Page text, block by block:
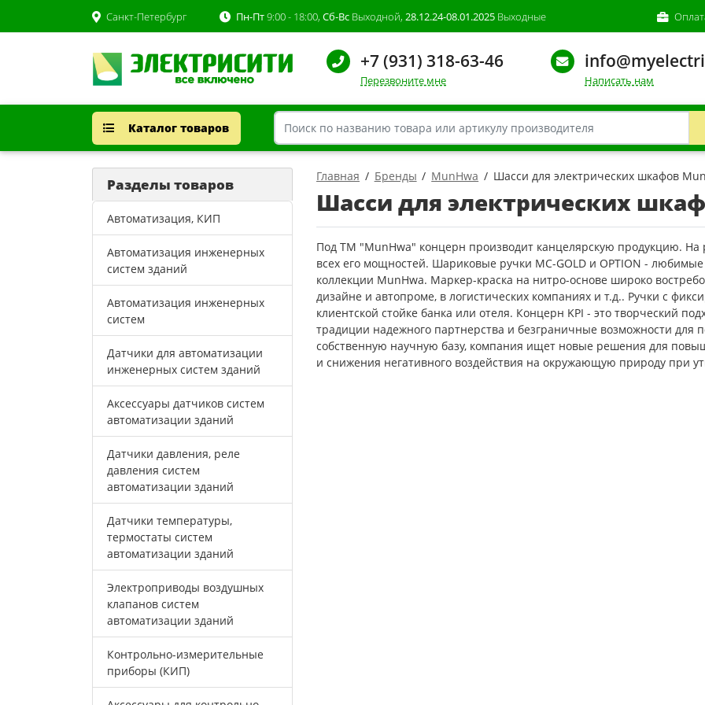
Санкт-Петербург Пн-Пт9:00 - 18:00, Сб-Вс Выходной, 28.12.24-08.01.2025 Выходные
+7 (931) 318-63-46
Перезвоните мне Написать нам
Каталог товаров
Главная Бренды MunHwa Шасси для электрических шкафов
Шасси для электрических
Под ТМ "MunHwa" концерн производит канцелярскую продукцию. На
всех его мощностей. Шариковые ручки MC-GOLD и OPTION -
коллекции MunHwa. Маркер-краска на нитро-основе широко
дизайне и автопроме, в логистических компаниях и т.д.. Ручки с
клиентской стойке банка или отеля. Концерн KPI - это творческий
традиции надежного партнерства и безграничные возможности для
собственную научную базу, компания ищет новые решения для
и снижения негативного воздействия на окружающую природу при
Разделы товаров
Автоматизация, КИП
Автоматизация инженерных
систем зданий
Автоматизация инженерных
систем
Датчики для автоматизации
инженерных систем зданий
Аксессуары датчиков систем
автоматизации зданий
Датчики давления, реле
давления систем
автоматизации зданий
Датчики температуры,
термостаты систем
автоматизации зданий
Электроприводы воздушных
клапанов систем
автоматизации зданий
Контрольно-измерительные
приборы (КИП)